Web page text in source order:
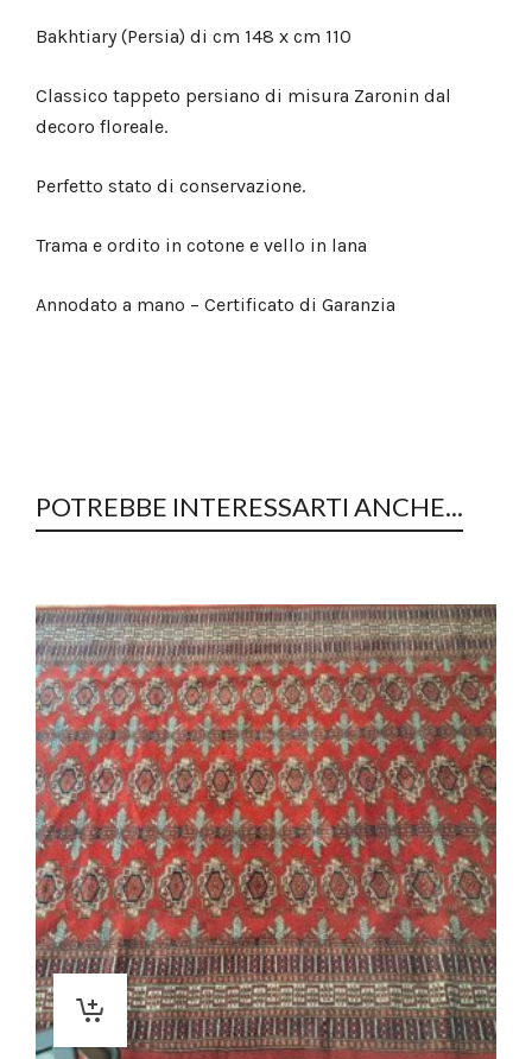
Bakhtiary (Persia) di cm 148 x cm 110
Classico tappeto persiano di misura Zaronin dal
decoro floreale.
Perfetto stato di conservazione.
Trama e ordito in cotone e vello in lana
Annodato a mano – Certificato di Garanzia
POTREBBE INTERESSARTI ANCHE...